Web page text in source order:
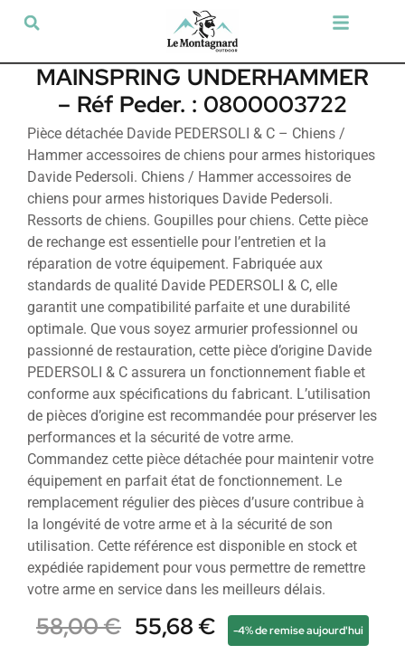
MAINSPRING UNDERHAMMER
– Réf Peder. : 0800003722
Pièce détachée Davide PEDERSOLI & C – Chiens /
Hammer accessoires de chiens pour armes historiques
Davide Pedersoli. Chiens / Hammer accessoires de
chiens pour armes historiques Davide Pedersoli.
Ressorts de chiens. Goupilles pour chiens. Cette pièce
de rechange est essentielle pour l’entretien et la
réparation de votre équipement. Fabriquée aux
standards de qualité Davide PEDERSOLI & C, elle
garantit une compatibilité parfaite et une durabilité
optimale. Que vous soyez armurier professionnel ou
passionné de restauration, cette pièce d’origine Davide
PEDERSOLI & C assurera un fonctionnement fiable et
conforme aux spécifications du fabricant. L’utilisation
de pièces d’origine est recommandée pour préserver les
performances et la sécurité de votre arme.
Commandez cette pièce détachée pour maintenir votre
équipement en parfait état de fonctionnement. Le
remplacement régulier des pièces d’usure contribue à
la longévité de votre arme et à la sécurité de son
utilisation. Cette référence est disponible en stock et
expédiée rapidement pour vous permettre de remettre
votre arme en service dans les meilleurs délais.
58,00€ 55,68€ -4% de remise aujourd'hui